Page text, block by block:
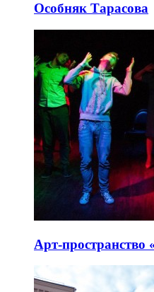
Особняк Тарасова
Арт-пространство